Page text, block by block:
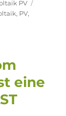
PV
, PV,
eine